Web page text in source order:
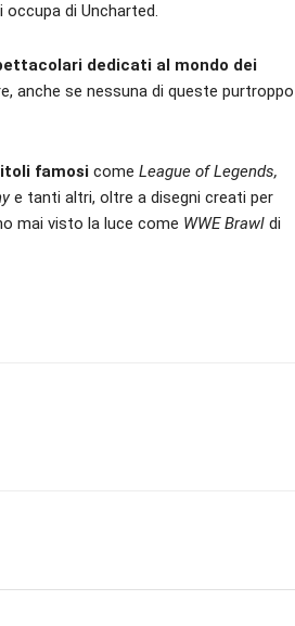
di Uncharted.
dedicati al mondo dei
anche se nessuna di queste purtroppo
famosi come League of Legends,
e tanti altri, oltre a disegni creati per
mai visto la luce come WWE Brawl di